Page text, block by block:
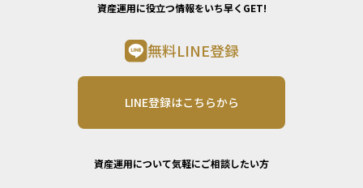
資産運用に役立つ情報をいち早くGET!
無料LINE登録
LINE登録はこちらから
資産運用について気軽にご相談したい方